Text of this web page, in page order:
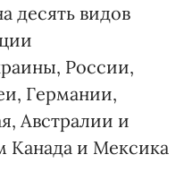
десять видов
России,
Германии,
Австралии и
Канада и Мексика